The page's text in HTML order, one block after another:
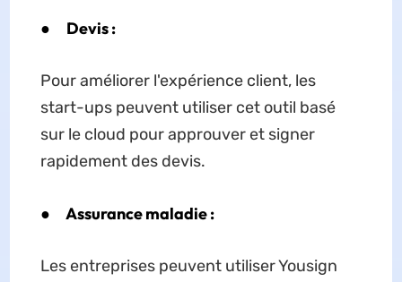
● Devis :
Pour améliorer l'expérience client, les
start-ups peuvent utiliser cet outil basé
sur le cloud pour approuver et signer
rapidement des devis.
● Assurance maladie :
Les entreprises peuvent utiliser Yousign